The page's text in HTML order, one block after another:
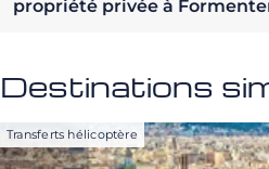
propriété privée à
Destinations
Transferts hélicoptère